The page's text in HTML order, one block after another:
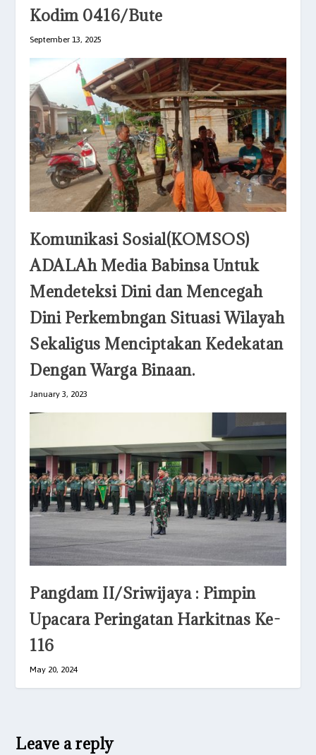
Kodim 0416/Bute
September 13, 2025
Komunikasi Sosial(KOMSOS)
ADALAh Media Babinsa Untuk
Mendeteksi Dini dan Mencegah
Dini Perkembngan Situasi Wilayah
Sekaligus Menciptakan Kedekatan
Dengan Warga Binaan.
January 3, 2023
Pangdam II/Sriwijaya : Pimpin
Upacara Peringatan Harkitnas Ke-
116
May 20, 2024
Leave a reply